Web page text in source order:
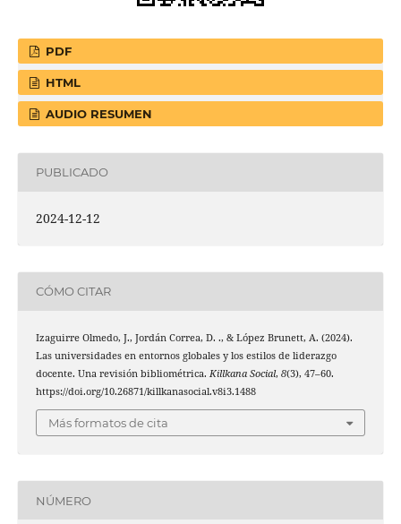
PDF
HTML
AUDIO RESUMEN
PUBLICADO
2024-12-12
CÓMO CITAR
Izaguirre Olmedo, J., Jordán Correa, D. ., & López Brunett, A. (2024).
Las universidades en entornos globales y los estilos de liderazgo
docente. Una revisión bibliométrica. Killkana Social, 8(3), 47–60.
https://doi.org/10.26871/killkanasocial.v8i3.1488
Más formatos de cita
NÚMERO